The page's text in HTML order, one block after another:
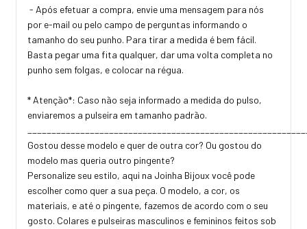
- Após efetuar a compra, envie uma mensagem para nós
por e-mail ou pelo campo de perguntas informando o
tamanho do seu punho. Para tirar a medida é bem fácil.
Basta pegar uma fita qualquer, dar uma volta completa no
punho sem folgas, e colocar na régua.
* Atenção*: Caso não seja informado a medida do pulso,
enviaremos a pulseira em tamanho padrão.
Gostou desse modelo e quer de outra cor? Ou gostou do
modelo mas queria outro pingente?
Personalize seu estilo, aqui na Joinha Bijoux você pode
escolher como quer a sua peça. O modelo, a cor, os
materiais, e até o pingente, fazemos de acordo com o seu
gosto. Colares e pulseiras masculinos e femininos feitos sob